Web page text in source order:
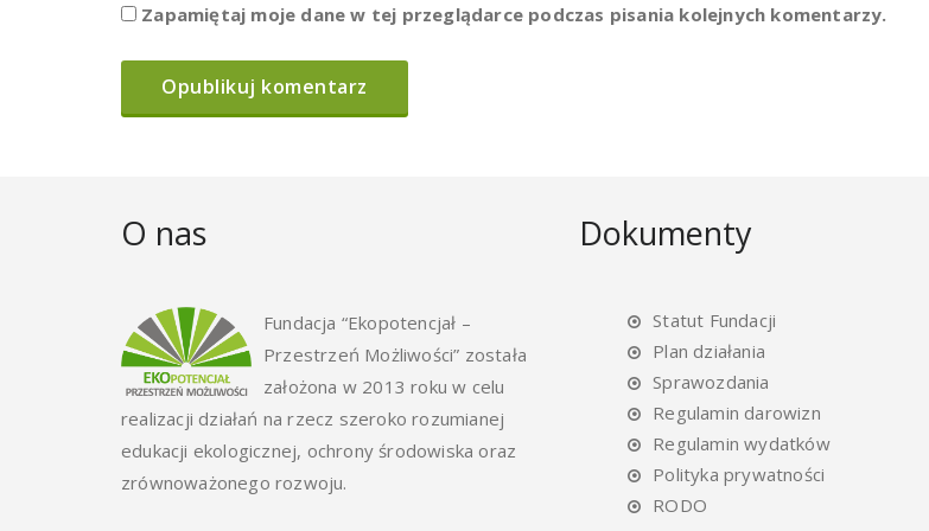
Zapamiętaj moje dane w tej przeglądarce podczas pisania kolejnych komentarzy.
O nas
Fundacja “Ekopotencjał –
Przestrzeń Możliwości” została
założona w 2013 roku w celu
realizacji działań na rzecz szeroko rozumianej
edukacji ekologicznej, ochrony środowiska oraz
zrównoważonego rozwoju.
Dokumenty
Statut Fundacji
Plan działania
Sprawozdania
Regulamin darowizn
Regulamin wydatków
Polityka prywatności
RODO